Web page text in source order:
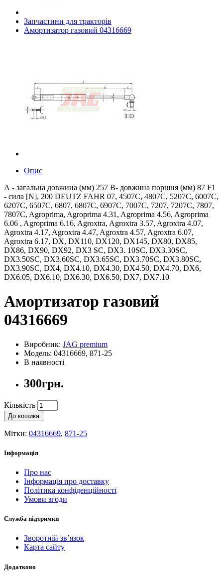
Запчастини для тракторів
Амортизатор газовий 04316669
Опис
А - загальна довжина (мм) 257 B- довжина поршня (мм) 87 F1
- сила [N], 200 DEUTZ FAHR 07, 4507C, 4807C, 5207C, 6007C,
6207C, 6507C, 6807, 6807C, 6907C, 7007C, 7207, 7207C, 7807,
7807C, Agroprima, Agroprima 4.31, Agroprima 4.56, Agroprima
6.06 , Agroprima 6.16, Agroxtra, Agroxtra 3.57, Agroxtra 4.07,
Agroxtra 4.17, Agroxtra 4.47, Agroxtra 4.57, Agroxtra 6.07,
Agroxtra 6.17, DX, DX110, DX120, DX145, DX80, DX85,
DX86, DX90, DX92, DX3 SC, DX3. 10SC, DX3.30SC,
DX3.50SC, DX3.60SC, DX3.65SC, DX3.70SC, DX3.80SC,
DX3.90SC, DX4, DX4.10, DX4.30, DX4.50, DX4.70, DX6,
DX6.05, DX6.10, DX6.30, DX6.50, DX7, DX7.10
Амортизатор газовий
04316669
Виробник: JAG premium
Модель: 04316669, 871-25
В наявності
300грн.
Кількість
До кошика
Мітки: 04316669, 871-25
Інформація
Про нас
Інформація про доставку
Політика конфіденційності
Умови згоди
Служба підтримки
Зворотній зв’язок
Карта сайту
Додатково